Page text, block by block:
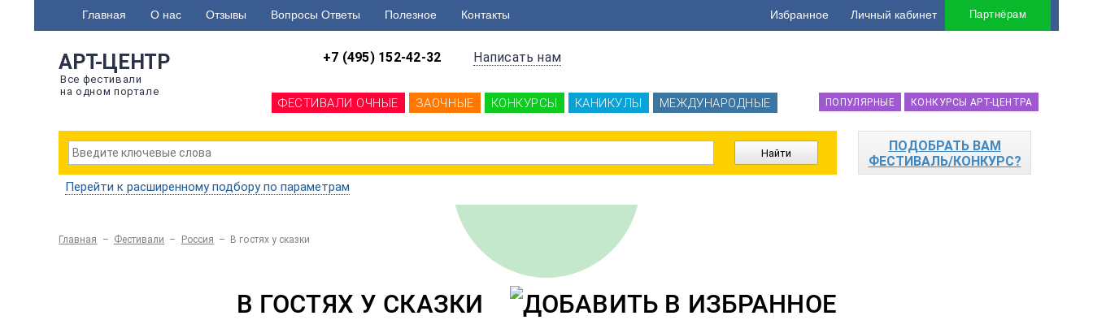
Главная О нас Отзывы Вопросы Ответы Полезное Контакты Партнёрам
Личный кабинет
Избранное
АРТ-ЦЕНТР
Все фестивали
на одном портале
+7 (495) 152-42-32 Написать нам
ФЕСТИВАЛИ ОЧНЫЕ ЗАОЧНЫЕ КОНКУРСЫ КАНИКУЛЫ МЕЖДУНАРОДНЫЕ КОНКУРСЫ АРТ-ЦЕНТРА
ПОПУЛЯРНЫЕ
ПОДОБРАТЬ ВАМ
ФЕСТИВАЛЬ/КОНКУРС?
Перейти к расширенному подбору по параметрам
Главная – Фестивали – Россия – В гостях у сказки
В ГОСТЯХ У СКАЗКИ